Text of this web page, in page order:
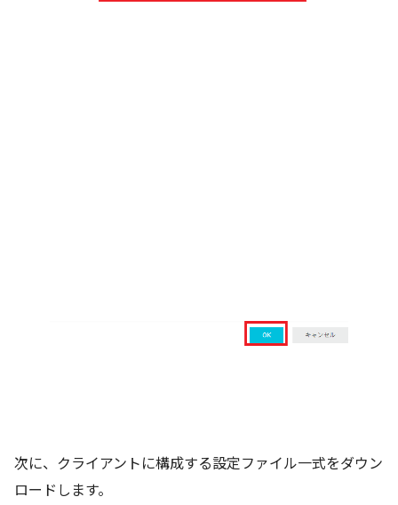
次に、クライアントに構成する設定ファイル一式をダウン
ロードします。